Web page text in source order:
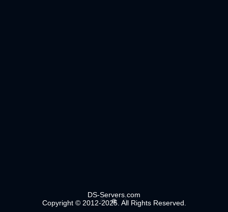
DS-Servers.com
Copyright © 2012-2025. All Rights Reserved.